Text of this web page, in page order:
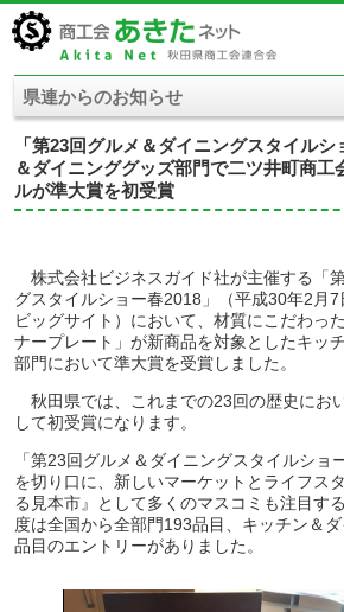
県連からのお知らせ
「第23回グルメ＆ダイニングスタイル
＆ダイニンググッズ部門で二ツ井町商工
ルが準大賞を初受賞
株式会社ビジネスガイド社が主催する「
グスタイルショー春2018」（平成30年2月
ビッグサイト）において、材質にこだわっ
ナープレート」が新商品を対象としたキッ
部門において準大賞を受賞しました。
秋田県では、これまでの23回の歴史にお
して初受賞になります。
「第23回グルメ＆ダイニングスタイルショ
を切り口に、新しいマーケットとライフス
る見本市』として多くのマスコミも注目す
度は全国から全部門193品目、キッチン＆
品目のエントリーがありました。